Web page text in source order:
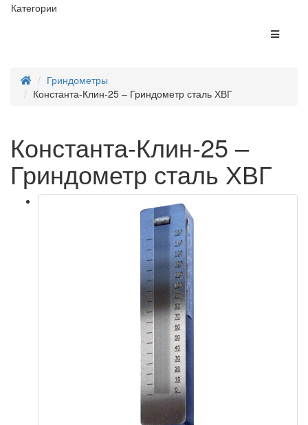
Категории
Гриндометры
Константа-Клин-25 – Гриндометр сталь ХВГ
Константа-Клин-25 –
Гриндометр сталь ХВГ